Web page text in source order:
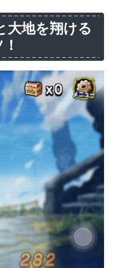
大地を翔ける